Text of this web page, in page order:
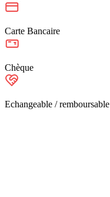
Carte Bancaire
Chèque
Echangeable / remboursable